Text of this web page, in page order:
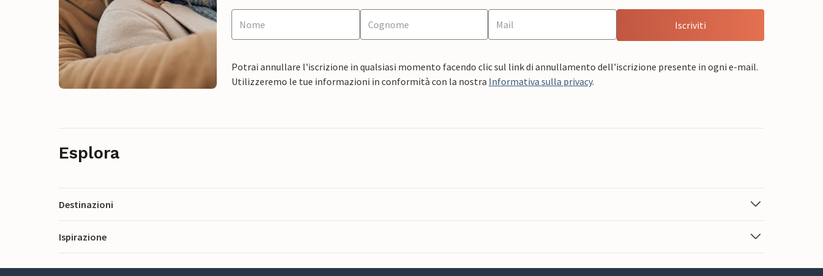
Iscriviti
Potrai annullare l'iscrizione in qualsiasi momento facendo clic sul link di annullamento dell'iscrizione presente in ogni e-mail.
Utilizzeremo le tue informazioni in conformità con la nostra Informativa sulla privacy.
Esplora
Destinazioni
Ispirazione